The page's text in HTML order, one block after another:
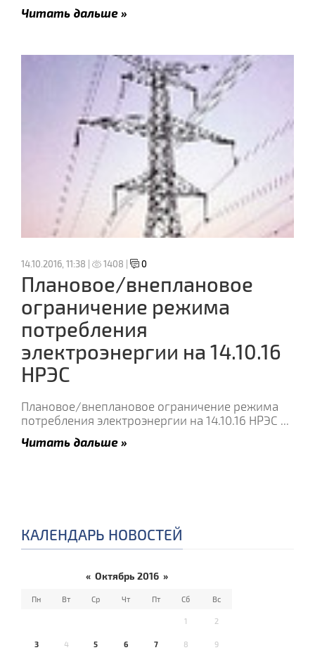
Читать дальше »
14.10.2016, 11:38 | 1408 | 0
Плановое/внеплановое
ограничение режима
потребления
электроэнергии на 14.10.16
НРЭС
Плановое/внеплановое ограничение режима
потребления электроэнергии на 14.10.16 НРЭС ...
Читать дальше »
КАЛЕНДАРЬ НОВОСТЕЙ
« Октябрь 2016 »
Пн Вт Ср Чт Пт Сб Вс
1 2
3 4 5 6 7 8 9